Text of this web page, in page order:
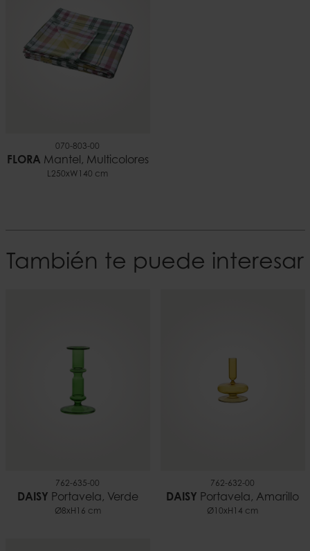
070-803-00
FLORA Mantel, Multicolores
L250xW140 cm
También te puede interesar
762-635-00
DAISY Portavela, Verde
Ø8xH16 cm
762-632-00
DAISY Portavela, Amarillo
Ø10xH14 cm